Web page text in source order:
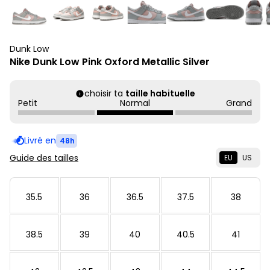
Dunk Low
Nike Dunk Low Pink Oxford Metallic Silver
choisir ta taille habituelle
Petit
Normal Grand
Livré en 48h
Guide des tailles EU US
35.5 36 36.5 37.5 38
38.5 39 40 40.5 41